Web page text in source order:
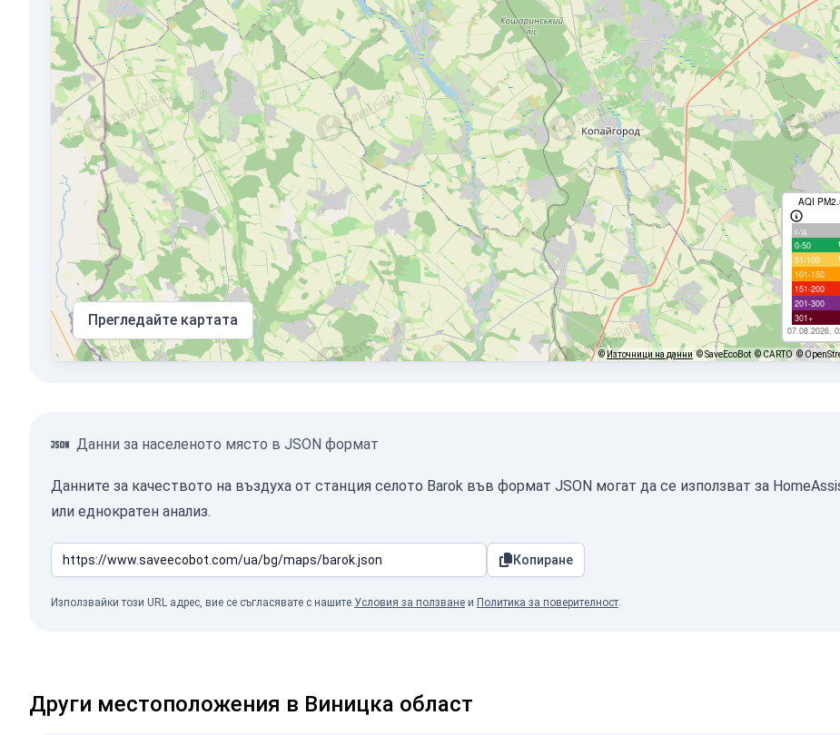
AQI
с/д
0-50
51-100
101-150
151-200
201-300
301+
07.08.2026,
Прегледайте картата
©Източници на данни © SaveEcoBot © CARTO ©
Данни за населеното място в JSON формат
Данните за качеството на въздуха от станция селото Barok във формат JSON могат да се използват за
или еднократен анализ.
Копиране
Използвайки този URL адрес, вие се съгласявате с нашите Условия за ползване и Политика за поверителност.
Други местоположения в Виницка област